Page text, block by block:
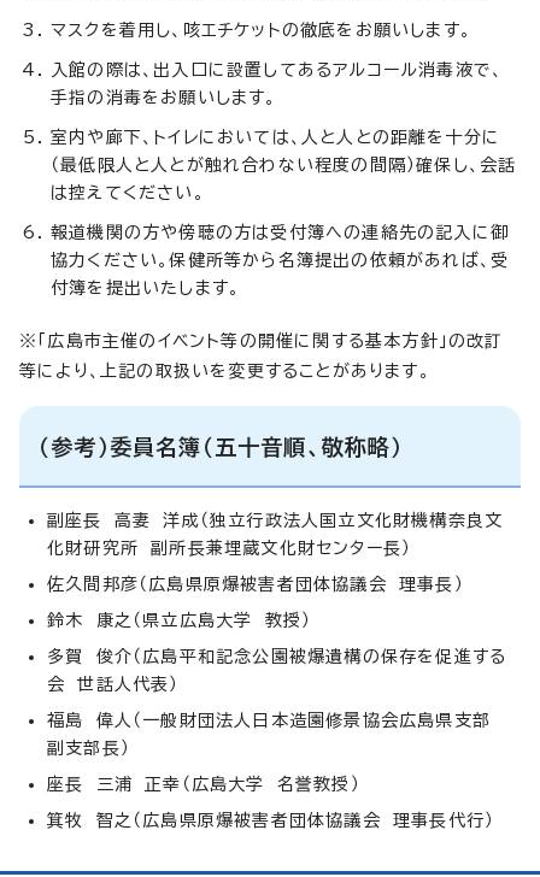
マスクを着用し、咳エチケットの徹底をお願いします。
入館の際は、出入口に設置してあるアルコール消毒液で、
手指の消毒をお願いします。
室内や廊下、トイレにおいては、人と人との距離を十分に
（最低限人と人とが触れ合わない程度の間隔）確保し、会話
は控えてください。
報道機関の方や傍聴の方は受付簿への連絡先の記入に御
協力ください。保健所等から名簿提出の依頼があれば、受
付簿を提出いたします。
※「広島市主催のイベント等の開催に関する基本方針」の改訂
等により、上記の取扱いを変更することがあります。
（参考）委員名簿（五十音順、敬称略）
副座長 高妻 洋成（独立行政法人国立文化財機構奈良文
化財研究所 副所長兼埋蔵文化財センター長）
佐久間邦彦（広島県原爆被害者団体協議会 理事長）
鈴木 康之（県立広島大学 教授）
多賀 俊介（広島平和記念公園被爆遺構の保存を促進する
会 世話人代表）
福島 偉人（一般財団法人日本造園修景協会広島県支部
副支部長）
座長 三浦 正幸（広島大学 名誉教授）
箕牧 智之（広島県原爆被害者団体協議会 理事長代行）